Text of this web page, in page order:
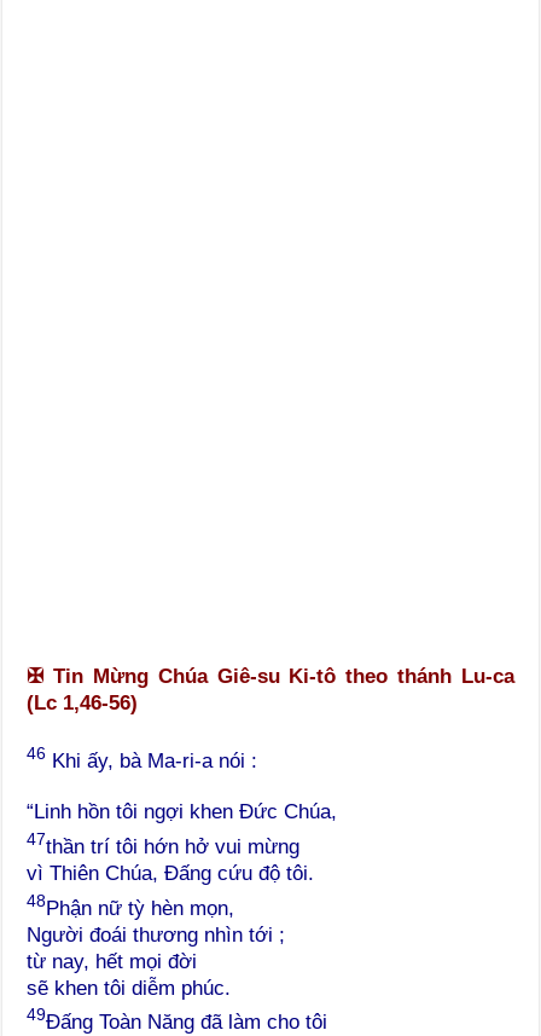
✠Tin Mừng Chúa Giê-su Ki-tô theo thánh Lu-ca
(Lc 1,46-56)
46 Khi ấy, bà Ma-ri-a nói :
“Linh hồn tôi ngợi khen Đức Chúa,
47thần trí tôi hớn hở vui mừng
vì Thiên Chúa, Đấng cứu độ tôi.
48Phận nữ tỳ hèn mọn,
Người đoái thương nhìn tới ;
từ nay, hết mọi đời
sẽ khen tôi diễm phúc.
49Đấng Toàn Năng đã làm cho tôi